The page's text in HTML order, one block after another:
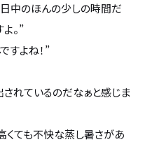
中のほんの少しの時間だ
。”
よね！”
れているのだなぁと感じま
ても不快な蒸し暑さがあ